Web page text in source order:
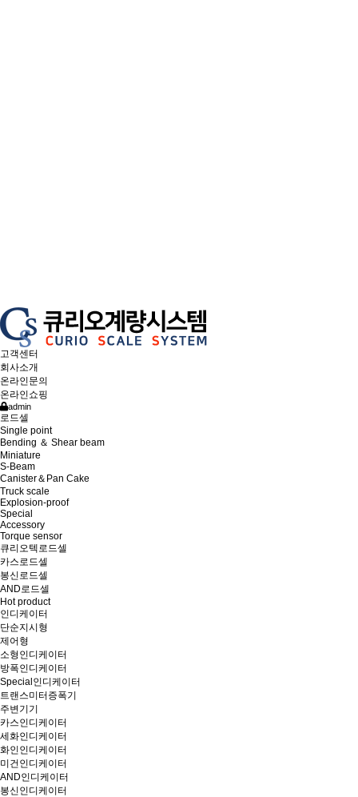
고객센터
회사소개
온라인문의
온라인쇼핑
admin
로드셀
Single point
Bending ＆ Shear beam
Miniature
S-Beam
Canister＆Pan Cake
Truck scale
Explosion-proof
Special
Accessory
Torque sensor
큐리오텍로드셀
카스로드셀
봉신로드셀
AND로드셀
Hot product
인디케이터
단순지시형
제어형
소형인디케이터
방폭인디케이터
Special인디케이터
트랜스미터증폭기
주변기기
카스인디케이터
세화인디케이터
화인인디케이터
미건인디케이터
AND인디케이터
봉신인디케이터